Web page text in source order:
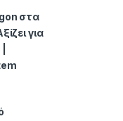
στα
για